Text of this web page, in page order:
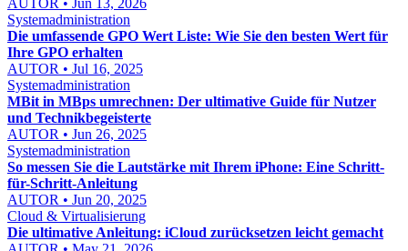
AUTOR • Jun 13, 2026
Systemadministration
Die umfassende GPO Wert Liste: Wie Sie den besten Wert für
Ihre GPO erhalten
AUTOR • Jul 16, 2025
Systemadministration
MBit in MBps umrechnen: Der ultimative Guide für Nutzer
und Technikbegeisterte
AUTOR • Jun 26, 2025
Systemadministration
So messen Sie die Lautstärke mit Ihrem iPhone: Eine Schritt-
für-Schritt-Anleitung
AUTOR • Jun 20, 2025
Cloud & Virtualisierung
Die ultimative Anleitung: iCloud zurücksetzen leicht gemacht